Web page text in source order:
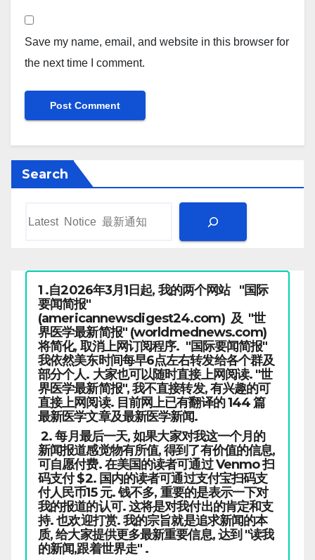
Save my name, email, and website in this browser for
the next time I comment.
Search
1 .自2026年3月1日起, 我的两个网站 "国际
要闻简报"
(americannewsdigest24.com) 及 "世
界医学最新简报" (worldmednews.com)
将简化, 取消上网订阅程序. "国际要闻简报"
我依然美东时间每早6点左右转发给各个群及
部分个人. 大家也可以随时直接上网阅读. "世
界医学最新简报", 我不直接转发, 有兴趣的可
直接上网阅读. 目前网上已有翻译的 144 篇
最新医学文章及最新医学新闻.
2. 每月最后一天, 如果大家对我这一个月的
新闻报道感觉物有所值, 得到了有价值的信息,
可自愿付费. 在美国的读者可通过 Venmo 扫
码支付 $2. 国内的读者可通过支付宝扫码支
付人民币15 元. 钱不多, 重要的是表示一下对
我的报道的认可. 这将是对我付出的肯定和支
持. 也欢迎打赏. 我的宗旨就是追求新闻的本
质, 给大家提供更多最新重要信息, 达到 "读我
的新闻,跟着世界走" .